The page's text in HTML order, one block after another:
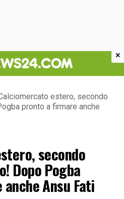
estero, secondo
pronto a firmare anche
secondo
Dopo Pogba
Ansu Fati
×